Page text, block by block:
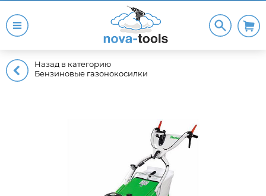
Назад в категорию
Бензиновые газонокосилки